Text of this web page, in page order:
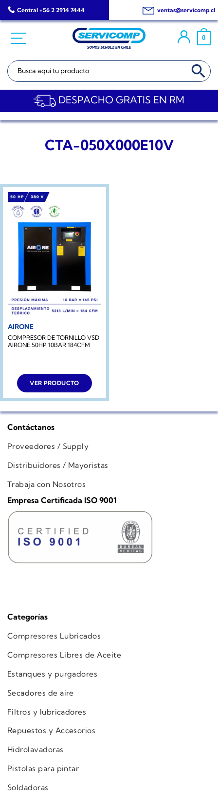
Saltar
al
Central +56 2 2914 7444 ventas@servicomp.cl
0
Buscar: BOTÓN DE
DESPACHO GRATIS EN RM
CTA-050X000E10V
AIRONE
COMPRESOR DE TORNILLO VSD
AIRONE 50HP 10BAR 184CFM
VER PRODUCTO
Categorías
Compresores Lubricados
Compresores Libres de Aceite
Estanques y purgadores
Secadores de aire
Filtros y lubricadores
Repuestos y Accesorios
Hidrolavadoras
Pistolas para pintar
Soldadoras
Contáctanos
Proveedores / Supply
Distribuidores / Mayoristas
Trabaja con Nosotros
Empresa Certificada ISO 9001